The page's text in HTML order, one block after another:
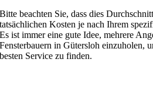
Bitte beachten Sie, dass dies
tatsächlichen Kosten je nach Ihrem
Es ist immer eine gute Idee, mehrere
Fensterbauern in Gütersloh einzuholen,
besten Service zu finden.